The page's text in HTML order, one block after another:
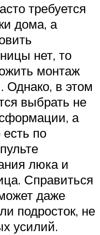
требуется
дома, а
нет, то
монтаж
Однако, в этом
выбрать не
а
по
люка и
Справиться
даже
подросток, не
усилий.